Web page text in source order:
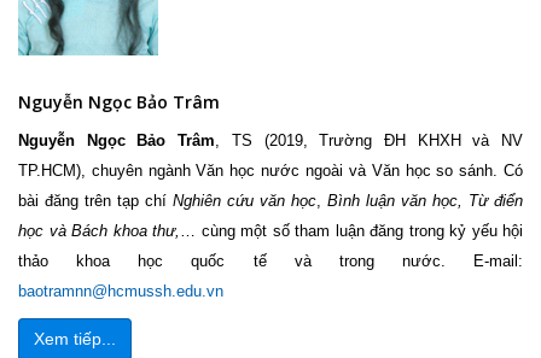
Nguyễn Ngọc Bảo Trâm
Nguyễn Ngọc Bảo Trâm, TS (2019, Trường ĐH KHXH và NV
TP.HCM), chuyên ngành Văn học nước ngoài và Văn học so sánh. Có
bài đăng trên tạp chí Nghiên cứu văn học, Bình luận văn học, Từ điển
học và Bách khoa thư, … cùng một số tham luận đăng trong kỷ yếu hội
thảo khoa học quốc tế và trong nước. E-mail:
baotramnn@hcmussh.edu.vn
Xem tiếp...